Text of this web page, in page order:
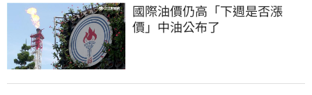
國際油價仍高「下週是否漲
價」中油公布了